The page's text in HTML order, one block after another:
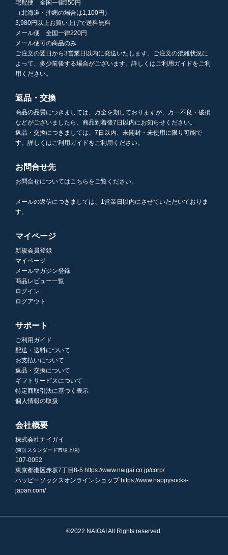
宅配便 全国一律550円
（北海道・沖縄の場合は1,100円）
3,980円以上お買い上げで送料無料
メール便 全国一律220円
メール便可の商品のみ
ご注文の翌日から3営業日以内に発送いたします。ご注文の混雑状況に
よって、多少前後する場合がございます。詳しくはご利用ガイドをご利
用ください。
返品・交換
商品の品質につきましては、万全を期しておりますが、万一不良・破損
などがございましたら、商品到着後7日以内にお知らせください。
返品・交換につきましては、7日以内、未開封・未使用に限り可能で
す。詳しくはご利用ガイドをご利用ください。
お問合せ先
お問合せについてはこちらをご覧ください。
メールの返信につきましては、1営業日以内にさせていただいておりま
す。
マイページ
新規会員登録
マイページ
メールマガジン登録
商品レビュー一覧
ログイン
ログアウト
サポート
ご利用ガイド
配送・送料について
お支払いについて
返品・交換について
ギフトサービスについて
特定商取引法に基づく表示
個人情報の取扱
会社概要
株式会社ナイガイ
(東証スタンダード市場上場)
107-0052
東京都港区赤坂7丁目8-5 https://www.naigai.co.jp/corp/
ハッピーソックスオンラインショップ https://www.happysocks-
japan.com/
©2022 NAIGAI All Rights reserved.